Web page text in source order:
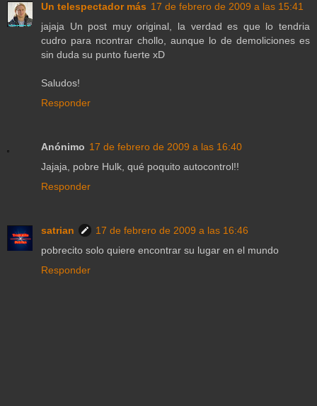
Un telespectador más 17 de febrero de 2009 a las 15:41
jajaja Un post muy original, la verdad es que lo tendria
cudro para ncontrar chollo, aunque lo de demoliciones es
sin duda su punto fuerte xD
Saludos!
Responder
Anónimo 17 de febrero de 2009 a las 16:40
Jajaja, pobre Hulk, qué poquito autocontrol!!
Responder
satrian
17 de febrero de 2009 a las 16:46
pobrecito solo quiere encontrar su lugar en el mundo
Responder